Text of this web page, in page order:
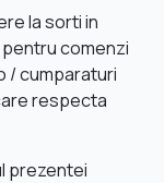
la sorti in
pentru comenzi
/ cumparaturi
respecta
prezentei